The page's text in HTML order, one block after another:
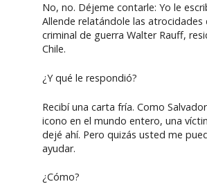
No, no. Déjeme contarle: Yo le
Allende relatándole las atrocidades
criminal de guerra Walter Rauff,
Chile.
¿Y qué le respondió?
Recibí una carta fría. Como
icono en el mundo entero, una
dejé ahí. Pero quizás usted me
ayudar.
¿Cómo?